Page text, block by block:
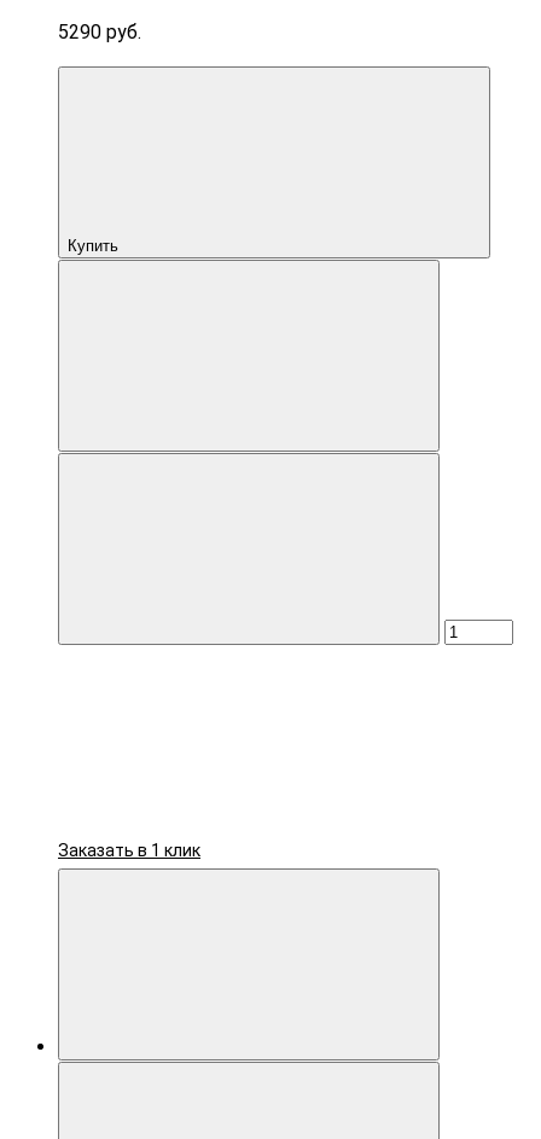
5290 руб.
Купить
Заказать в 1 клик